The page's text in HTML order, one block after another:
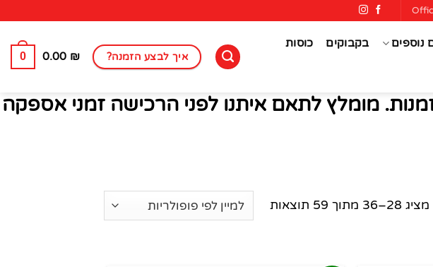
נוספים בקבוקים כוסות
איך לבצע הזמנה? 0.00 ₪
0
מומלץ לתאם איתנו לפני הרכישה זמני אספקה
מציג 28–36 מתוך 59 תוצאות